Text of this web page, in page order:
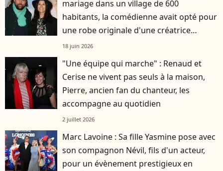
mariage dans un village de 600
habitants, la comédienne avait opté pour
une robe originale d'une créatrice
française
18 juin 2026
"Une équipe qui marche" : Renaud et
Cerise ne vivent pas seuls à la maison,
Pierre, ancien fan du chanteur, les
accompagne au quotidien
2 juillet 2026
Marc Lavoine : Sa fille Yasmine pose avec
son compagnon Névil, fils d'un acteur,
pour un évènement prestigieux en